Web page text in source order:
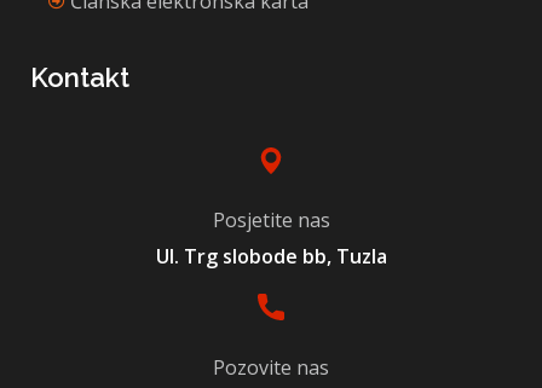
Kontakt
Posjetite nas
Ul. Trg slobode bb, Tuzla
Pozovite nas